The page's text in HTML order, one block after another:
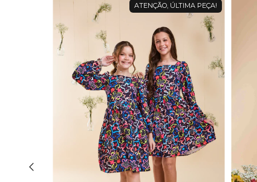
ATENÇÃO, ÚLTIMA PEÇA!